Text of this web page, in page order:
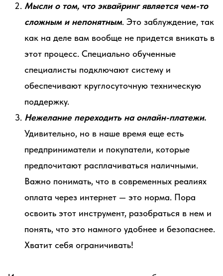
Мысли о том, что эквайринг является чем-то
сложным и непонятным. Это заблуждение, так
как на деле вам вообще не придется вникать в
этот процесс. Специально обученные
специалисты подключают систему и
обеспечивают круглосуточную техническую
поддержку.
Нежелание переходить на онлайн-платежи.
Удивительно, но в наше время еще есть
предприниматели и покупатели, которые
предпочитают расплачиваться наличными.
Важно понимать, что в современных реалиях
оплата через интернет — это норма. Пора
освоить этот инструмент, разобраться в нем и
понять, что это намного удобнее и безопаснее.
Хватит себя ограничивать!